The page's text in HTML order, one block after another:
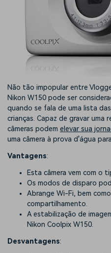
Não tão impopular entre
Nikon W150 pode ser
quando se fala de uma lista
crianças. Capaz de gravar uma
câmeras podem elevar sua
uma câmera à prova d'água
Vantagens:
Esta câmera vem com o
Os modos de disparo
Abrange Wi-Fi, bem
compartilhamento.
A estabilização de
Nikon Coolpix W150.
Desvantagens: